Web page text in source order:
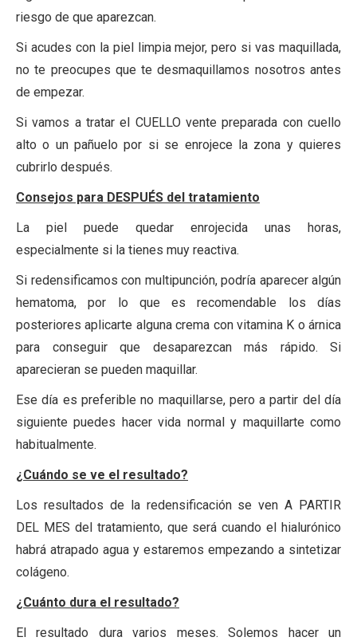
riesgo de que aparezcan.
Si acudes con la piel limpia mejor, pero si vas maquillada,
no te preocupes que te desmaquillamos nosotros antes
de empezar.
Si vamos a tratar el CUELLO vente preparada con cuello
alto o un pañuelo por si se enrojece la zona y quieres
cubrirlo después.
Consejos para DESPUÉS del tratamiento
La piel puede quedar enrojecida unas horas,
especialmente si la tienes muy reactiva.
Si redensificamos con multipunción, podría aparecer algún
hematoma, por lo que es recomendable los días
posteriores aplicarte alguna crema con vitamina K o árnica
para conseguir que desaparezcan más rápido. Si
aparecieran se pueden maquillar.
Ese día es preferible no maquillarse, pero a partir del día
siguiente puedes hacer vida normal y maquillarte como
habitualmente.
¿Cuándo se ve el resultado?
Los resultados de la redensificación se ven A PARTIR
DEL MES del tratamiento, que será cuando el hialurónico
habrá atrapado agua y estaremos empezando a sintetizar
colágeno.
¿Cuánto dura el resultado?
El resultado dura varios meses. Solemos hacer un